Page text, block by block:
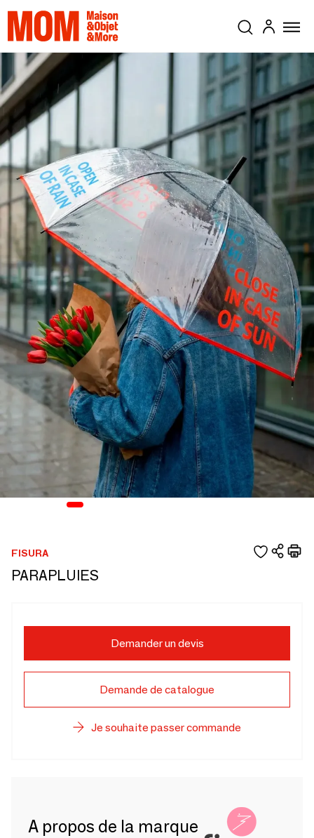
FISURA
PARAPLUIES
Demander un devis
Demande de catalogue
Je souhaite passer commande
A propos de la marque